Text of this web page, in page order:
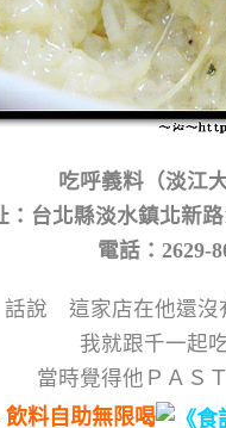
吃呼義料（淡江
：台北縣淡水鎮北新路
電話：2629-
話說 這家店在他還沒
我就跟千一起
當時覺得他ＰＡＳ
飲料自助無限喝